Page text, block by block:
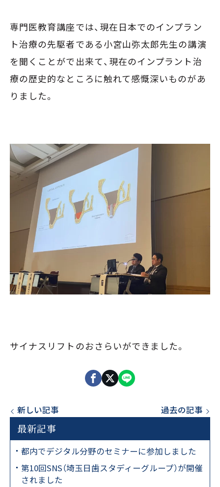
専門医教育講座では、現在日本でのインプラン
ト治療の先駆者である小宮山弥太郎先生の講演
を聞くことがで出来て、現在のインプラント治
療の歴史的なところに触れて感慨深いものがあ
りました。
サイナスリフトのおさらいができました。
新しい記事 過去の記事
最新記事
都内でデジタル分野のセミナーに参加しました
第10回SNS（埼玉日歯スタディーグループ）が開催
されました